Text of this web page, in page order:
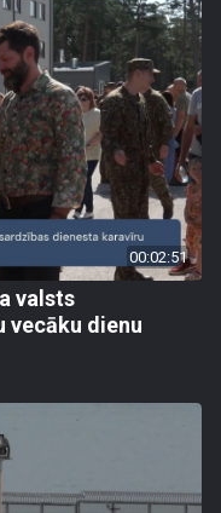
00:02:51
valsts
vecāku dienu